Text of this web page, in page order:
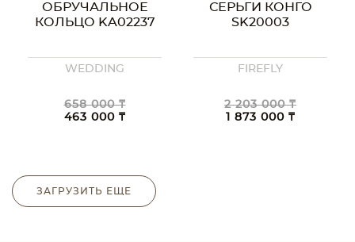
ОБРУЧАЛЬНОЕ
КОЛЬЦО KA02237
WEDDING
658 000 ₸
463 000 ₸
СЕРЬГИ КОНГО
SK20003
FIREFLY
2 203 000 ₸
1 873 000 ₸
ЗАГРУЗИТЬ ЕЩЕ